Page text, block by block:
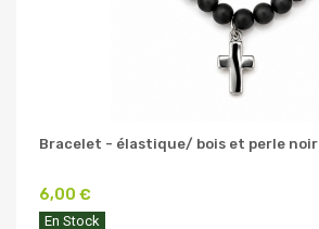
Bracelet - élastique/ bois et perle noir
6,00 €
En Stock